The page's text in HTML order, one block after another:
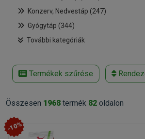
Konzerv, Nedvestáp (247)
Gyógytáp (344)
További kategóriák
Termékek szűrése
Összesen 1968 termék 82 oldalon
-10%